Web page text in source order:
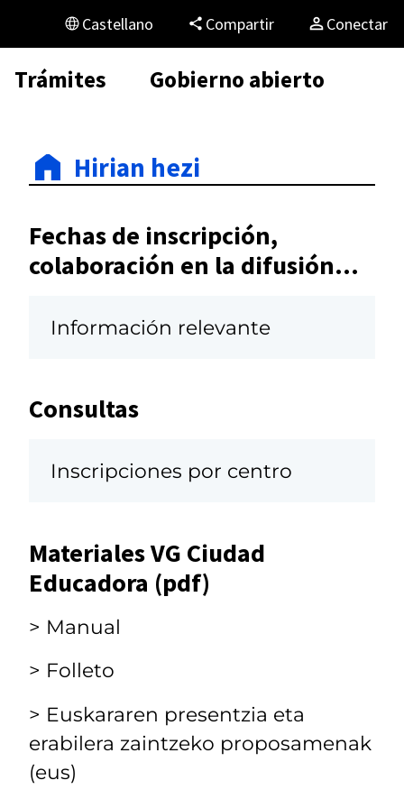
Castellano Compartir Conectar
Trámites Gobierno abierto
Hirian hezi
Fechas de inscripción,
colaboración en la difusión...
Información relevante
Consultas
Inscripciones por centro
Materiales VG Ciudad
Educadora (pdf)
> Manual
> Folleto
> Euskararen presentzia eta
erabilera zaintzeko proposamenak
(eus)